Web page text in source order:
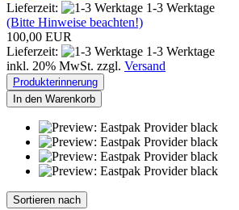
Lieferzeit:
1-3 Werktage
(Bitte Hinweise beachten!)
100,00 EUR
Lieferzeit:
1-3 Werktage
inkl. 20% MwSt. zzgl. Versand
Produkterinnerung
In den Warenkorb
Sortieren nach